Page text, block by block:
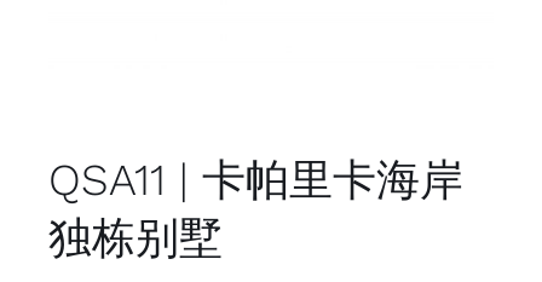
QSA11 | 卡帕里卡海岸
独栋别墅